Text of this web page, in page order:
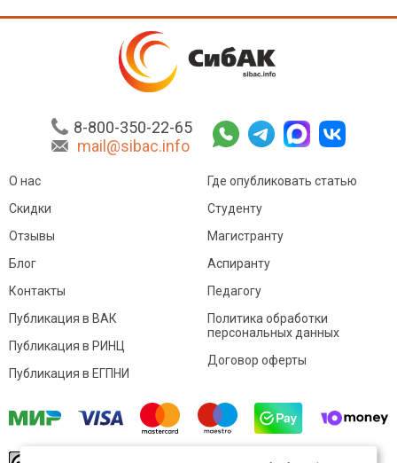
8-800-350-22-65
mail@sibac.info
О нас
Скидки
Отзывы
Блог
Контакты
Где опубликовать статью
Студенту
Магистранту
Аспиранту
Педагогу
Публикация в ВАК
Публикация в РИНЦ
Публикация в ЕГПНИ
Политика обработки
персональных данных
Договор оферты